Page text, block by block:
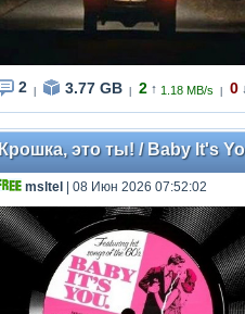
2 3.77 GB 2 ↑ 1.18 MB/s 0
Крошка, это ты! / Baby It's
msltel | 08 Июн 2026 07:52:02